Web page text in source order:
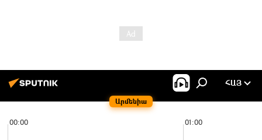
Արմենիա
ՀԱՅ
00:00 01:00